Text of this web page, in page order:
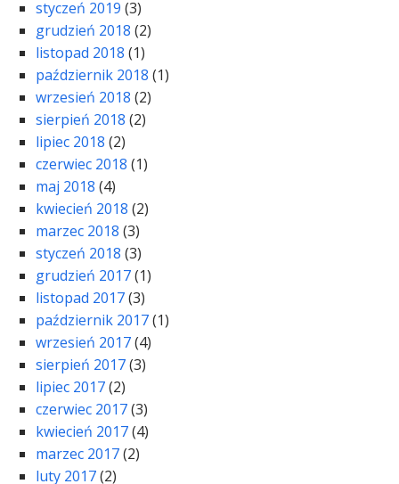
styczeń 2019 (3)
grudzień 2018 (2)
listopad 2018 (1)
październik 2018 (1)
wrzesień 2018 (2)
sierpień 2018 (2)
lipiec 2018 (2)
czerwiec 2018 (1)
maj 2018 (4)
kwiecień 2018 (2)
marzec 2018 (3)
styczeń 2018 (3)
grudzień 2017(1)
listopad 2017(3)
październik 2017(1)
wrzesień 2017(4)
sierpień 2017(3)
lipiec 2017(2)
czerwiec 2017(3)
kwiecień 2017(4)
marzec 2017(2)
luty 2017(2)